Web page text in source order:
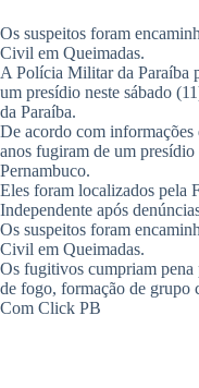
Os suspeitos foram
Civil em Queimadas.
A Polícia Militar da Paraíba
um presídio neste sábado
da Paraíba.
De acordo com
anos fugiram de um
Pernambuco.
Eles foram localizados pela
Independente após
Os suspeitos foram
Civil em Queimadas.
Os fugitivos cumpriam pena
de fogo, formação de grupo
Com Click PB